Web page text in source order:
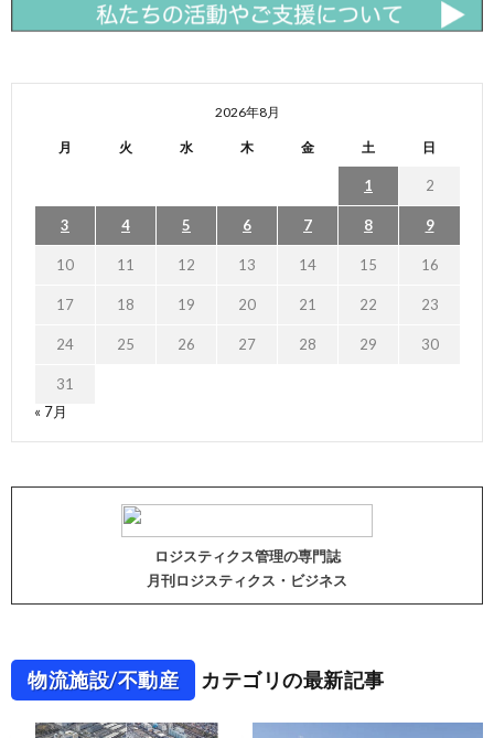
2026年8月
月 火 水 木 金 土 日
1 2
3 4 5 6 7 8 9
10 11 12 13 14 15 16
17 18 19 20 21 22 23
24 25 26 27 28 29 30
31
« 7月
ロジスティクス管理の専門誌
月刊ロジスティクス・ビジネス
物流施設/不動産 カテゴリの最新記事